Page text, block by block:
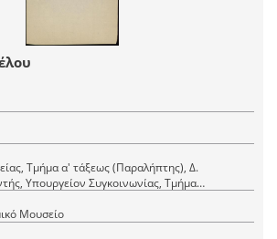
Τμήμα α' τάξεως (Παραλήπτης), Δ.
εκδότης)
Μουσείο